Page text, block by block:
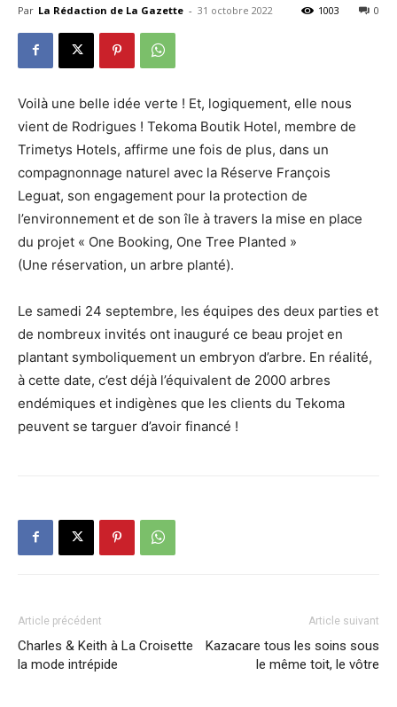
Par La Rédaction de La Gazette - 31 octobre 2022 0
1003
Voilà une belle idée verte ! Et, logiquement, elle nous
vient de Rodrigues ! Tekoma Boutik Hotel, membre de
Trimetys Hotels, affirme une fois de plus, dans un
compagnonnage naturel avec la Réserve François
Leguat, son engagement pour la protection de
l’environnement et de son île à travers la mise en place
du projet « One Booking, One Tree Planted »
(Une réservation, un arbre planté).
Le samedi 24 septembre, les équipes des deux parties et
de nombreux invités ont inauguré ce beau projet en
plantant symboliquement un embryon d’arbre. En réalité,
à cette date, c’est déjà l’équivalent de 2000 arbres
endémiques et indigènes que les clients du Tekoma
peuvent se targuer d’avoir financé !
Article précédent
Charles & Keith à La Croisette
la mode intrépide
Article suivant
Kazacare tous les soins sous
le même toit, le vôtre